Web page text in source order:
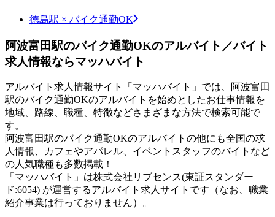
徳島駅 × バイク通勤OK
阿波富田駅のバイク通勤OKのアルバイト／バイト
求人情報ならマッハバイト
アルバイト求人情報サイト「マッハバイト」では、阿波富田
駅のバイク通勤OKのアルバイトを始めとしたお仕事情報を
地域、路線、職種、特徴などさまざまな方法で検索可能で
す。
阿波富田駅のバイク通勤OKのアルバイトの他にも全国の求
人情報、カフェやアパレル、イベントスタッフのバイトなど
の人気職種も多数掲載！
「マッハバイト」は株式会社リブセンス(東証スタンダー
ド:6054) が運営するアルバイト求人サイトです（なお、職業
紹介事業は行っておりません）。